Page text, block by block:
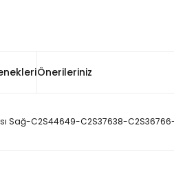
Önerileriniz
Sağ-C2S44649-C2S37638-